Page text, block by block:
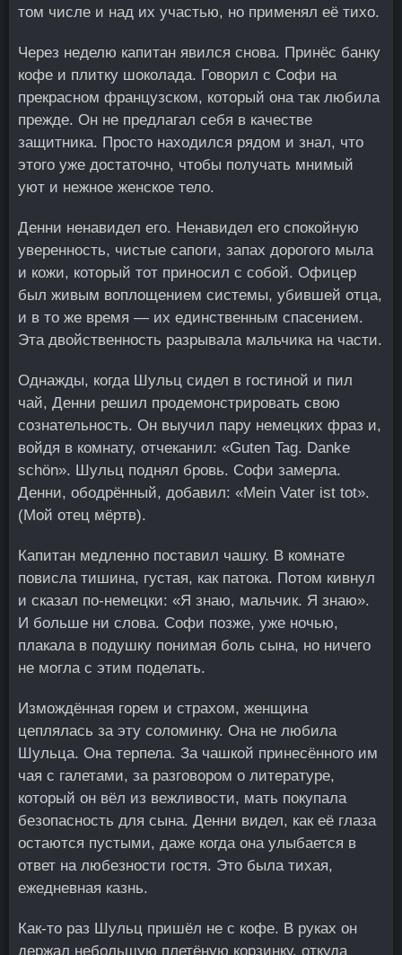
том числе и над их участью, но применял её тихо.
Через неделю капитан явился снова. Принёс банку
кофе и плитку шоколада. Говорил с Софи на
прекрасном французском, который она так любила
прежде. Он не предлагал себя в качестве
защитника. Просто находился рядом и знал, что
этого уже достаточно, чтобы получать мнимый
уют и нежное женское тело.
Денни ненавидел его. Ненавидел его спокойную
уверенность, чистые сапоги, запах дорогого мыла
и кожи, который тот приносил с собой. Офицер
был живым воплощением системы, убившей отца,
и в то же время — их единственным спасением.
Эта двойственность разрывала мальчика на части.
Однажды, когда Шульц сидел в гостиной и пил
чай, Денни решил продемонстрировать свою
сознательность. Он выучил пару немецких фраз и,
войдя в комнату, отчеканил: «Guten Tag. Danke
schön». Шульц поднял бровь. Софи замерла.
Денни, ободрённый, добавил: «Mein Vater ist tot».
(Мой отец мёртв).
Капитан медленно поставил чашку. В комнате
повисла тишина, густая, как патока. Потом кивнул
и сказал по-немецки: «Я знаю, мальчик. Я знаю».
И больше ни слова. Софи позже, уже ночью,
плакала в подушку понимая боль сына, но ничего
не могла с этим поделать.
Измождённая горем и страхом, женщина
цеплялась за эту соломинку. Она не любила
Шульца. Она терпела. За чашкой принесённого им
чая с галетами, за разговором о литературе,
который он вёл из вежливости, мать покупала
безопасность для сына. Денни видел, как её глаза
остаются пустыми, даже когда она улыбается в
ответ на любезности гостя. Это была тихая,
ежедневная казнь.
Как-то раз Шульц пришёл не с кофе. В руках он
держал небольшую плетёную корзинку, откуда